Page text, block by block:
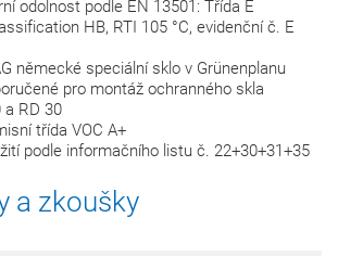
odolnost podle EN 13501: Třída E
HB, RTI 105 °C, evidenční č. E
německé speciální sklo v Grünenplanu
pro montáž ochranného skla
a RD 30
třída VOC A+
podle informačního listu č. 22+30+31+35
a zkoušky